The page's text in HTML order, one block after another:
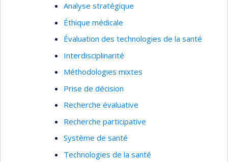
Analyse stratégique
Éthique médicale
Évaluation des technologies de la santé
Interdisciplinarité
Méthodologies mixtes
Prise de décision
Recherche évaluative
Recherche participative
Système de santé
Technologies de la santé